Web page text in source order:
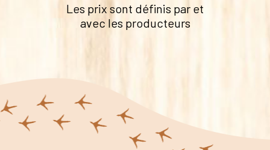
Les prix sont définis par et
avec les producteurs